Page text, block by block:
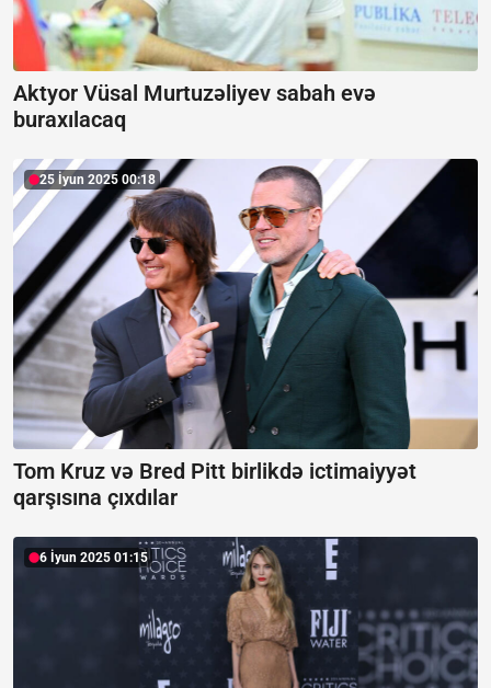
Aktyor Vüsal Murtuzəliyev sabah evə
buraxılacaq
25 İyun 2025 00:18
Tom Kruz və Bred Pitt birlikdə ictimaiyyət
qarşısına çıxdılar
6 İyun 2025 01:15